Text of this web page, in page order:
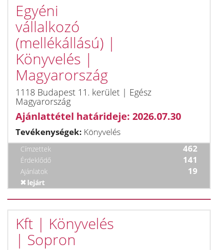
Egyéni
vállalkozó
(mellékállású) |
Könyvelés |
Magyarország
1118 Budapest 11. kerület | Egész
Magyarország
Ajánlattétel határideje: 2026.07.30
Tevékenységek: Könyvelés
Címzettek 462
Érdeklődő 141
Ajánlatok 19
lejárt
Kft | Könyvelés
| Sopron